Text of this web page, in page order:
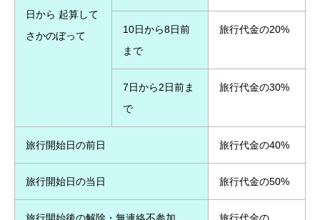
日から 起算して
さかのぼって
10日から8日前
まで
旅行代金の20%
7日から2日前ま
で
旅行代金の30%
旅行開始日の前日 旅行代金の40%
旅行開始日の当日 旅行代金の50%